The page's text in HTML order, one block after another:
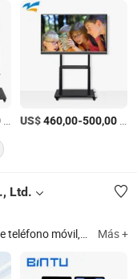
/Pieza US$460,00-500,00
Ltd.
pantalla OLED, pantalla LCD suave OLED para teléfonos móviles, pantalla OLED para teléfonos móviles Más +